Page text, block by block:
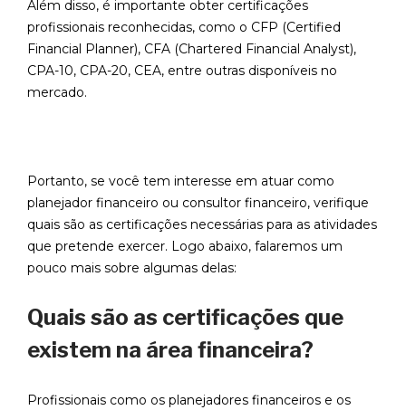
Além disso, é importante obter certificações
profissionais reconhecidas, como o CFP (Certified
Financial Planner), CFA (Chartered Financial Analyst),
CPA-10, CPA-20, CEA, entre outras disponíveis no
mercado.
Portanto, se você tem interesse em atuar como
planejador financeiro ou consultor financeiro, verifique
quais são as certificações necessárias para as atividades
que pretende exercer. Logo abaixo, falaremos um
pouco mais sobre algumas delas:
Quais são as certificações que
existem na área financeira?
Profissionais como os planejadores financeiros e os